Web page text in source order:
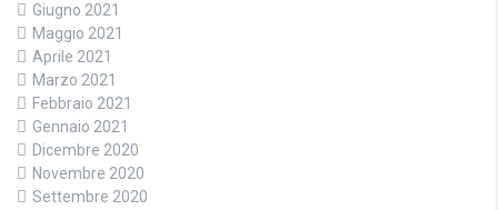
Giugno 2021
Maggio 2021
Aprile 2021
Marzo 2021
Febbraio 2021
Gennaio 2021
Dicembre 2020
Novembre 2020
Settembre 2020